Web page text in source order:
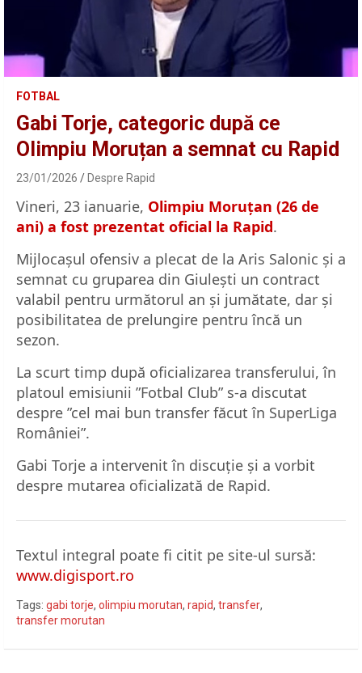
FOTBAL
Gabi Torje, categoric după ce
Olimpiu Moruțan a semnat cu Rapid
23/01/2026 Despre Rapid
Vineri, 23 ianuarie, Olimpiu Moruțan (26 de
ani) a fost prezentat oficial la Rapid.
Mijlocașul ofensiv a plecat de la Aris Salonic și a
semnat cu gruparea din Giulești un contract
valabil pentru următorul an și jumătate, dar și
posibilitatea de prelungire pentru încă un
sezon.
La scurt timp după oficializarea transferului, în
platoul emisiunii ”Fotbal Club” s-a discutat
despre ”cel mai bun transfer făcut în SuperLiga
României”.
Gabi Torje a intervenit în discuție și a vorbit
despre mutarea oficializată de Rapid.
Textul integral poate fi citit pe site-ul sursă:
www.digisport.ro
Tags: gabi torje, olimpiu morutan, rapid, transfer,
transfer morutan